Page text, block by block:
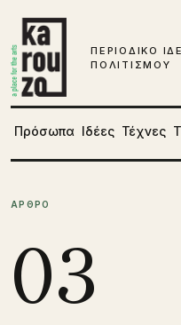
ΠΕΡΙΟΔΙΚΟ
ΠΟΛΙΤΙΣΜΟΥ
Πρόσωπα Ιδέες Τέχνες
ΑΡΘΡΟ
03